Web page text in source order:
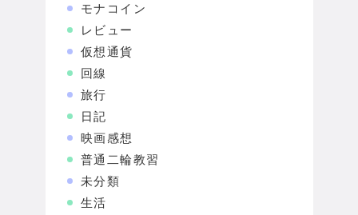
モナコイン
レビュー
仮想通貨
回線
旅行
日記
映画感想
普通二輪教習
未分類
生活